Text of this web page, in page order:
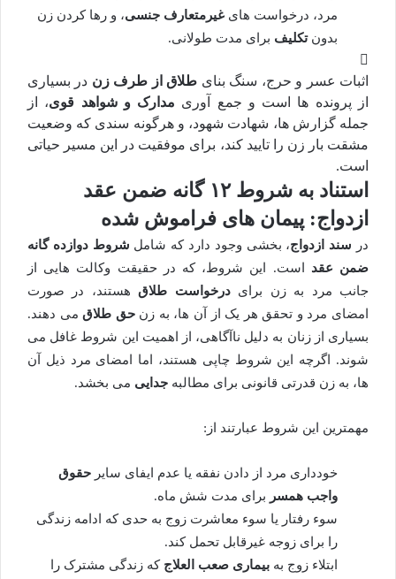
مرد، درخواست های غیرمتعارف جنسی، و رها کردن زن
بدونتکلیف برای مدت طولانی.
اثبات عسر و حرج، سنگ بنای طلاق از طرف زن در بسیاری
از پرونده ها است و جمع آوری مدارک و شواهد قوی، از
جمله گزارش ها، شهادت شهود، و هرگونه سندی که وضعیت
مشقت بار زن را تایید کند، برای موفقیت در این مسیر حیاتی
است.
استناد به شروط ۱۲ گانه ضمن عقد
ازدواج: پیمان های فراموش شده
در سند ازدواج، بخشی وجود دارد که شامل شروط دوازده گانه
ضمن عقد است. این شروط، که در حقیقت وکالت هایی از
جانب مرد به زن برایدرخواست طلاقهستند، در صورت
امضای مرد و تحقق هر یک از آن ها، به زنحق طلاقمی دهند.
بسیاری از زنان به دلیل ناآگاهی، از اهمیت این شروط غافل می
شوند. اگرچه این شروط چاپی هستند، اما امضای مرد ذیل آن
ها، به زن قدرتی قانونی برای مطالبه جدایی می بخشد.
مهمترین این شروط عبارتند از:
خودداری مرد از دادن نفقه یا عدم ایفای سایر حقوق
واجب همسر برای مدت شش ماه.
سوء رفتار یا سوء معاشرت زوج به حدی که ادامه زندگی
را برای زوجه غیرقابل تحمل کند.
ابتلاء زوج به بیماری صعب العلاج که زندگی مشترک را